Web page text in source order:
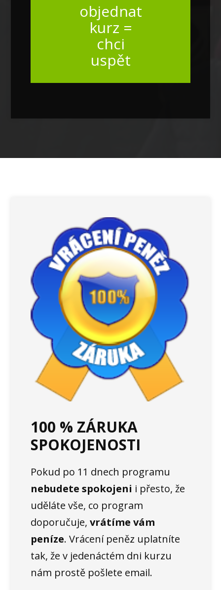
objednat
kurz =
chci
uspět
100 % ZÁRUKA
SPOKOJENOSTI
Pokud po 11 dnech programu
nebudete spokojeni i přesto, že
uděláte vše, co program
doporučuje,vrátíme vám
peníze. Vrácení peněz uplatníte
tak, že v jedenáctém dni kurzu
nám prostě pošlete email.